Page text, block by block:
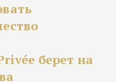
берет на